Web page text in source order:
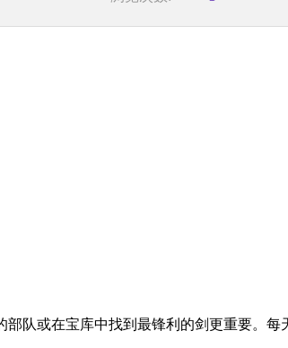
队或在宝库中找到最锋利的剑更重要。